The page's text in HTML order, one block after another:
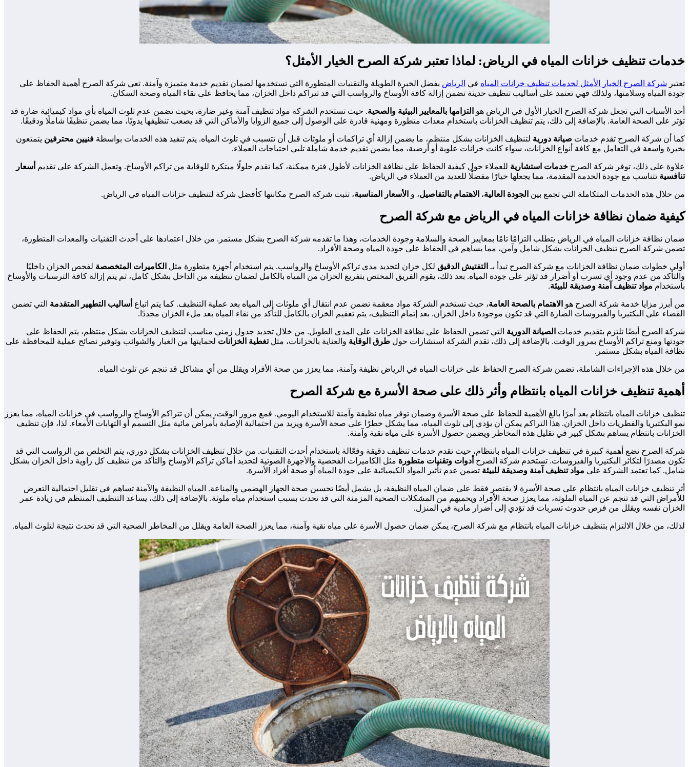
خدمات تنظيف خزانات المياه في الرياض: لماذا تعتبر شركة الصرح الخيار الأمثل؟
تعتبر شركة الصرح الخيار الأمثل لخدمات تنظيف خزانات المياه في الرياض بفضل الخبرة الطويلة والتقنيات المتطورة التي تستخدمها لضمان تقديم خدمة متميزة وآمنة. تعي شركة الصرح أهمية الحفاظ على
جودة المياه وسلامتها، ولذلك فهي تعتمد على أساليب تنظيف حديثة تضمن إزالة كافة الأوساخ والرواسب التي قد تتراكم داخل الخزان، مما يحافظ على نقاء المياه وصحة السكان.
أحد الأسباب التي تجعل شركة الصرح الخيار الأول في الرياض هو التزامها بالمعايير البيئية والصحية. حيث تستخدم الشركة مواد تنظيف آمنة وغير ضارة، بحيث تضمن عدم تلوث المياه بأي مواد كيميائية ضارة قد
تؤثر على الصحة العامة. بالإضافة إلى ذلك، يتم تنظيف الخزانات باستخدام معدات متطورة ومهنية قادرة على الوصول إلى جميع الزوايا والأماكن التي قد يصعب تنظيفها يدويًا، مما يضمن تنظيفًا شاملًا ودقيقًا.
كما أن شركة الصرح تقدم خدمات صيانة دورية لتنظيف الخزانات بشكل منتظم، ما يضمن إزالة أي تراكمات أو ملوثات قبل أن تتسبب في تلوث المياه. يتم تنفيذ هذه الخدمات بواسطة فنيين محترفين يتمتعون
بخبرة واسعة في التعامل مع كافة أنواع الخزانات، سواء كانت خزانات علوية أو أرضية، مما يضمن تقديم خدمة شاملة تلبي احتياجات العملاء.
علاوة على ذلك، توفر شركة الصرح خدمات استشارية للعملاء حول كيفية الحفاظ على نظافة الخزانات لأطول فترة ممكنة، كما تقدم حلولًا مبتكرة للوقاية من تراكم الأوساخ. وتعمل الشركة على تقديم أسعار
تنافسية تتناسب مع جودة الخدمة المقدمة، مما يجعلها خيارًا مفضلًا للعديد من العملاء في الرياض.
من خلال هذه الخدمات المتكاملة التي تجمع بين الجودة العالية، الاهتمام بالتفاصيل، و الأسعار المناسبة، تثبت شركة الصرح مكانتها كأفضل شركة لتنظيف خزانات المياه في الرياض.
كيفية ضمان نظافة خزانات المياه في الرياض مع شركة الصرح
ضمان نظافة خزانات المياه في الرياض يتطلب التزامًا تامًا بمعايير الصحة والسلامة وجودة الخدمات، وهذا ما تقدمه شركة الصرح بشكل مستمر. من خلال اعتمادها على أحدث التقنيات والمعدات المتطورة،
تضمن شركة الصرح تنظيف الخزانات بشكل شامل وآمن، مما يساهم في الحفاظ على جودة المياه وصحة الأفراد.
أولى خطوات ضمان نظافة الخزانات مع شركة الصرح تبدأ بـ التفتيش الدقيق لكل خزان لتحديد مدى تراكم الأوساخ والرواسب. يتم استخدام أجهزة متطورة مثل الكاميرات المتخصصة لفحص الخزان داخليًا
والتأكد من عدم وجود أي تسرب أو أضرار قد تؤثر على جودة المياه. بعد ذلك، يقوم الفريق المختص بتفريغ الخزان من المياه بالكامل لضمان تنظيفه من الداخل بشكل كامل، ثم يتم إزالة كافة الترسبات والأوساخ
باستخدام مواد تنظيف آمنة وصديقة للبيئة.
من أبرز مزايا خدمة شركة الصرح هو الاهتمام بالصحة العامة، حيث تستخدم الشركة مواد معقمة تضمن عدم انتقال أي ملوثات إلى المياه بعد عملية التنظيف. كما يتم اتباع أساليب التطهير المتقدمة التي تضمن
القضاء على البكتيريا والفيروسات الضارة التي قد تكون موجودة داخل الخزان. بعد إتمام التنظيف، يتم تعقيم الخزان بالكامل للتأكد من نقاء المياه بعد ملء الخزان مجددًا.
شركة الصرح أيضًا تلتزم بتقديم خدمات الصيانة الدورية التي تضمن الحفاظ على نظافة الخزانات على المدى الطويل. من خلال تحديد جدول زمني مناسب لتنظيف الخزانات بشكل منتظم، يتم الحفاظ على
جودتها ومنع تراكم الأوساخ بمرور الوقت. بالإضافة إلى ذلك، تقدم الشركة استشارات حول طرق الوقاية والعناية بالخزانات، مثلتغطية الخزانات لحمايتها من الغبار والشوائب وتوفير نصائح عملية للمحافظة على
نظافة المياه بشكل مستمر.
من خلال هذه الإجراءات الشاملة، تضمن شركة الصرح الحفاظ على خزانات المياه في الرياض نظيفة وآمنة، مما يعزز من صحة الأفراد ويقلل من أي مشاكل قد تنجم عن تلوث المياه.
أهمية تنظيف خزانات المياه بانتظام وأثر ذلك على صحة الأسرة مع شركة الصرح
تنظيف خزانات المياه بانتظام يعد أمرًا بالغ الأهمية للحفاظ على صحة الأسرة وضمان توفر مياه نظيفة وآمنة للاستخدام اليومي. فمع مرور الوقت، يمكن أن تتراكم الأوساخ والرواسب في خزانات المياه، مما يعزز
نمو البكتيريا والفطريات داخل الخزان. هذا التراكم يمكن أن يؤدي إلى تلوث المياه، مما يشكل خطرًا على صحة الأسرة ويزيد من احتمالية الإصابة بأمراض مائية مثل التسمم أو التهابات الأمعاء. لذا، فإن تنظيف
الخزانات بانتظام يساهم بشكل كبير في تقليل هذه المخاطر ويضمن حصول الأسرة على مياه نقية وآمنة.
شركة الصرح تضع أهمية كبيرة في تنظيف خزانات المياه بانتظام، حيث تقدم خدمات تنظيف دقيقة وفعّالة باستخدام أحدث التقنيات. من خلال تنظيف الخزانات بشكل دوري، يتم التخلص من الرواسب التي قد
تكون مصدرًا لتكاثر البكتيريا والفيروسات. تستخدم شركة الصرح أدوات وتقنيات متطورة مثل الكاميرات الفحصية والأجهزة الصوتية لتحديد أماكن تراكم الأوساخ والتأكد من تنظيف كل زاوية داخل الخزان بشكل
شامل. كما تعتمد الشركة على مواد تنظيف آمنة وصديقة للبيئة تضمن عدم تأثير المواد الكيميائية على جودة المياه أو صحة أفراد الأسرة.
أثر تنظيف خزانات المياه بانتظام على صحة الأسرة لا يقتصر فقط على ضمان المياه النظيفة، بل يشمل أيضًا تحسين صحة الجهاز الهضمي والمناعة. المياه النظيفة والآمنة تساهم في تقليل احتمالية التعرض
للأمراض التي قد تنجم عن المياه الملوثة، مما يعزز صحة الأفراد ويحميهم من المشكلات الصحية المزمنة التي قد تحدث بسبب استخدام مياه ملوثة. بالإضافة إلى ذلك، يساعد التنظيف المنتظم في زيادة عمر
الخزان نفسه ويقلل من فرص حدوث تسربات قد تؤدي إلى أضرار مادية في المنزل.
لذلك، من خلال الالتزام بتنظيف خزانات المياه بانتظام مع شركة الصرح، يمكن ضمان حصول الأسرة على مياه نقية وآمنة، مما يعزز الصحة العامة ويقلل من المخاطر الصحية التي قد تحدث نتيجة لتلوث المياه.